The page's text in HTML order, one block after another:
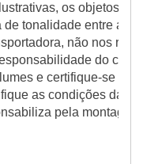
os objetos e
tonalidade entre a
não nos
do
e certifique-se
as condições da
pela